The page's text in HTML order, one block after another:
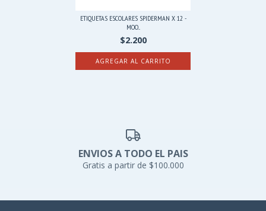
ETIQUETAS ESCOLARES SPIDERMAN X 12 -
MOO...
$2.200
ENVIOS A TODO EL PAIS
Gratis a partir de $100.000